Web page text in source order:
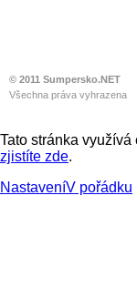
© 2011 Sumpersko.NET
Všechna práva vyhrazena
Tato stránka
zjistíte zde.
NastaveníV pořádku